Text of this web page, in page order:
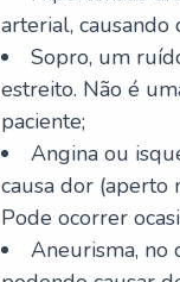
arterial,
Sopro, um
estreito. Não é
paciente;
Angina ou
causa dor (aperto
Pode ocorrer
Aneurisma, no